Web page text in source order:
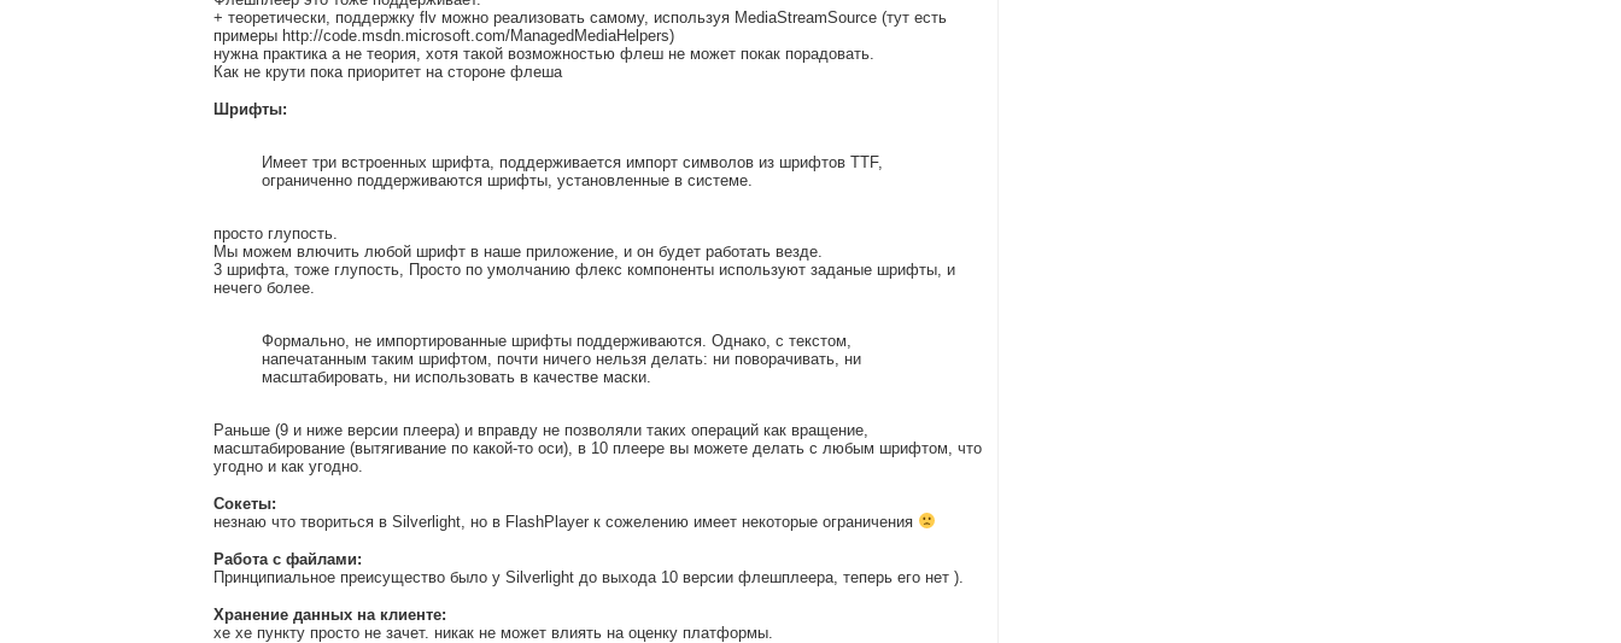
+ теоретически, поддержку flv можно реализовать самому, используя MediaStreamSource (тут есть
примеры http://code.msdn.microsoft.com/ManagedMediaHelpers)
нужна практика а не теория, хотя такой возможностью флеш не может покак порадовать.
Как не крути пока приоритет на стороне флеша
Шрифты:
Имеет три встроенных шрифта, поддерживается импорт символов из шрифтов ТТF,
ограниченно поддерживаются шрифты, установленные в системе.
просто глупость.
Мы можем влючить любой шрифт в наше приложение, и он будет работать везде.
3 шрифта, тоже глупость, Просто по умолчанию флекс компоненты используют заданые шрифты, и
нечего более.
Формально, не импортированные шрифты поддерживаются. Однако, с текстом,
напечатанным таким шрифтом, почти ничего нельзя делать: ни поворачивать, ни
масштабировать, ни использовать в качестве маски.
Раньше (9 и ниже версии плеера) и вправду не позволяли таких операций как вращение,
масштабирование (вытягивание по какой-то оси), в 10 плеере вы можете делать с любым шрифтом, что
угодно и как угодно.
Сокеты:
незнаю что твориться в Silverlight, но в FlashPlayer к сожелению имеет некоторые ограничения
Работа с файлами:
Принципиальное преисущество было у Silverlight до выхода 10 версии флешплеера, теперь его нет ).
Хранение данных на клиенте:
хе хе пункту просто не зачет. никак не может влиять на оценку платформы.